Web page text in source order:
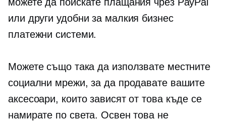
или други удобни за малкия бизнес
платежни системи.
Можете също така да използвате местните
социални мрежи, за да продавате вашите
аксесоари, които зависят от това къде се
намирате по света. Освен това не